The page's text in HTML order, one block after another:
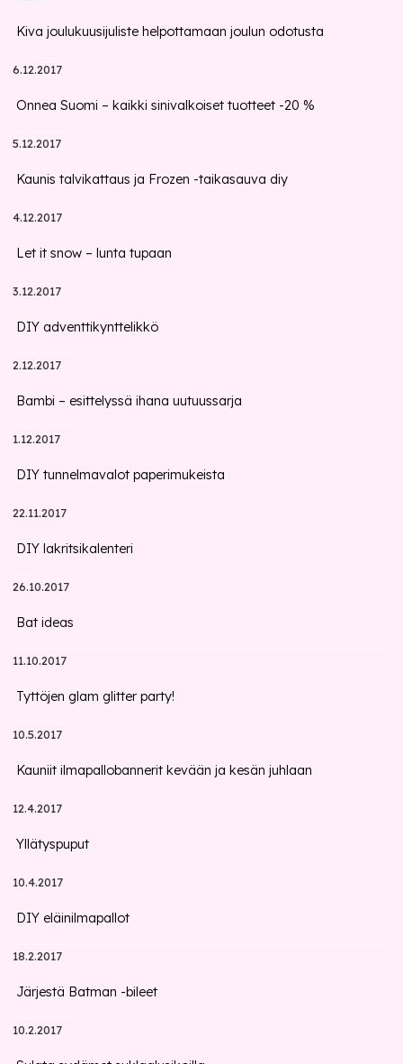
Kiva joulukuusijuliste helpottamaan joulun odotusta
6.12.2017
Onnea Suomi – kaikki sinivalkoiset tuotteet -20 %
5.12.2017
Kaunis talvikattaus ja Frozen -taikasauva diy
4.12.2017
Let it snow – lunta tupaan
3.12.2017
DIY adventtikynttelikkö
2.12.2017
Bambi – esittelyssä ihana uutuussarja
1.12.2017
DIY tunnelmavalot paperimukeista
22.11.2017
DIY lakritsikalenteri
26.10.2017
Bat ideas
11.10.2017
Tyttöjen glam glitter party!
10.5.2017
Kauniit ilmapallobannerit kevään ja kesän juhlaan
12.4.2017
Yllätyspuput
10.4.2017
DIY eläinilmapallot
18.2.2017
Järjestä Batman -bileet
10.2.2017